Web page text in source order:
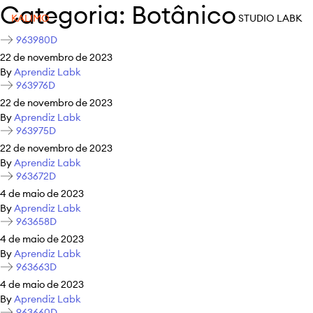
KALIMO STUDIO LABK
Categoria: Botânico
963980D
22 de novembro de 2023
ByAprendiz Labk
963976D
22 de novembro de 2023
ByAprendiz Labk
963975D
22 de novembro de 2023
ByAprendiz Labk
963672D
4 de maio de 2023
ByAprendiz Labk
963658D
4 de maio de 2023
ByAprendiz Labk
963663D
4 de maio de 2023
ByAprendiz Labk